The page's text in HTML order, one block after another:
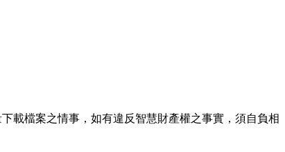
載檔案之情事，如有違反智慧財產權之事實，須自負相